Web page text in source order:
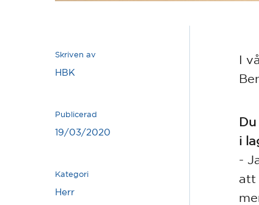
Skriven av
HBK
Publicerad
19/03/2020
Kategori
Herr
I
i
-
att